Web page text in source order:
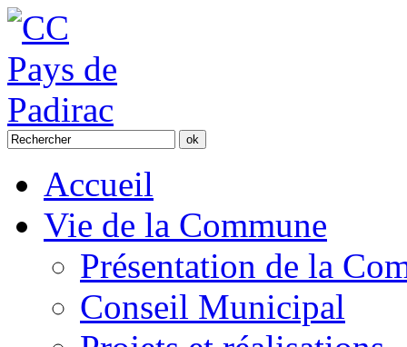
Accueil
Vie de la Commune
Présentation de la
Conseil Municipal